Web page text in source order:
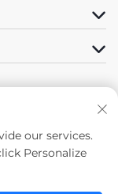
our services.
Personalize